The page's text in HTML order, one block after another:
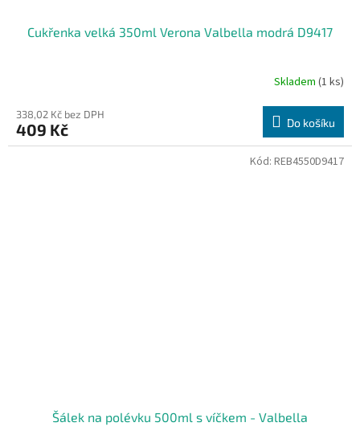
Cukřenka velká 350ml Verona Valbella modrá D9417
Skladem (1 ks)
338,02 Kč bez DPH
409 Kč Do košíku
Šálek na polévku 500ml s víčkem - Valbella
Kód: REB4550D9417